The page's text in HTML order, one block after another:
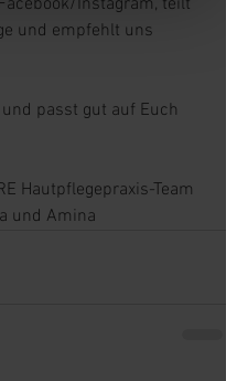
und empfehlt uns
passt gut auf Euch
Hautpflegepraxis-Team
und Amina